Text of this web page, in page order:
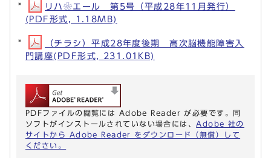
リハ❀エール 第5号（平成28年11月発行）
(PDF形式, 1.18MB)
（チラシ）平成28年度後期 高次脳機能障害入
門講座(PDF形式, 231.01KB)
PDFファイルの閲覧には Adobe Reader が必要です。同
ソフトがインストールされていない場合には、 Adobe 社の
サイトから Adobe Reader をダウンロード（無償）して
ください。